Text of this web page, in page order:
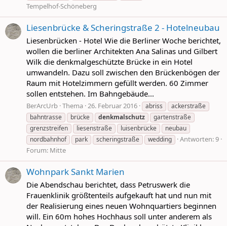
Tempelhof-Schöneberg
Liesenbrücke & Scheringstraße 2 - Hotelneubau
Liesenbrücken - Hotel Wie die Berliner Woche berichtet,
wollen die berliner Architekten Ana Salinas und Gilbert
Wilk die denkmalgeschützte Brücke in ein Hotel
umwandeln. Dazu soll zwischen den Brückenbögen der
Raum mit Hotelzimmern gefüllt werden. 60 Zimmer
sollen entstehen. Im Bahngebäude...
BerArcUrb Thema 26. Februar 2016 abriss
ackerstraße
bahntrasse
brücke denkmalschutz
gartenstraße
grenzstreifen
liesenstraße luisenbrücke
neubau
nordbahnhof
park scheringstraße wedding
Antworten: 9
Forum: Mitte
Wohnpark Sankt Marien
Die Abendschau berichtet, dass Petruswerk die
Frauenklinik größtenteils aufgekauft hat und nun mit
der Realisierung eines neuen Wohnquartiers beginnen
will. Ein 60m hohes Hochhaus soll unter anderem als